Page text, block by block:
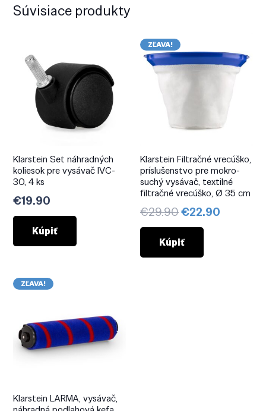
Súvisiace produkty
Klarstein Set náhradných
koliesok pre vysávač IVC-
30, 4 ks
€19.90
Kúpiť
ZĽAVA!
Klarstein Filtračné vrecúško,
príslušenstvo pre mokro-
suchý vysávač, textilné
filtračné vrecúško, Ø 35 cm
€29.90Pôvodná
cena
bola:
€29.90.
€22.90
Kúpiť
ZĽAVA!
Klarstein LARMA, vysávač,